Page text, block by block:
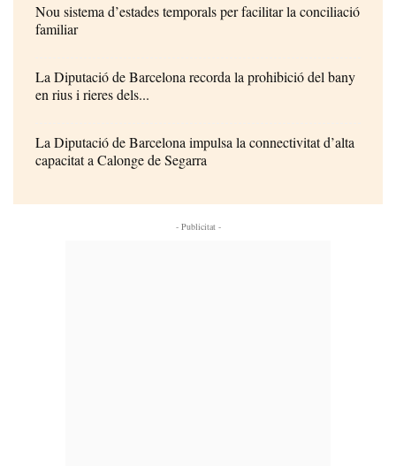
Nou sistema d’estades temporals per facilitar la conciliació
familiar
La Diputació de Barcelona recorda la prohibició del bany
en rius i rieres dels...
La Diputació de Barcelona impulsa la connectivitat d’alta
capacitat a Calonge de Segarra
- Publicitat -